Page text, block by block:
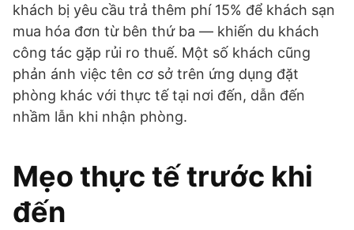
khách bị yêu cầu trả thêm phí 15% để khách sạn
mua hóa đơn từ bên thứ ba — khiến du khách
công tác gặp rủi ro thuế. Một số khách cũng
phản ánh việc tên cơ sở trên ứng dụng đặt
phòng khác với thực tế tại nơi đến, dẫn đến
nhầm lẫn khi nhận phòng.
Mẹo thực tế trước khi
đến